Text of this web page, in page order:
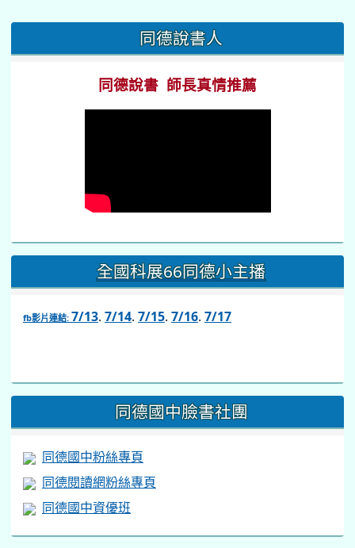
::: 同德說書人
同德說書 師長真情推薦
全國科展66同德小主播
fb影片連結: 7/13. 7/14. 7/15. 7/16. 7/17
https://www.facebook.com/share/v/1BsLSkstia/
同德國中臉書社團
同德國中粉絲專頁
同德閱讀網粉絲專頁
同德國中資優班